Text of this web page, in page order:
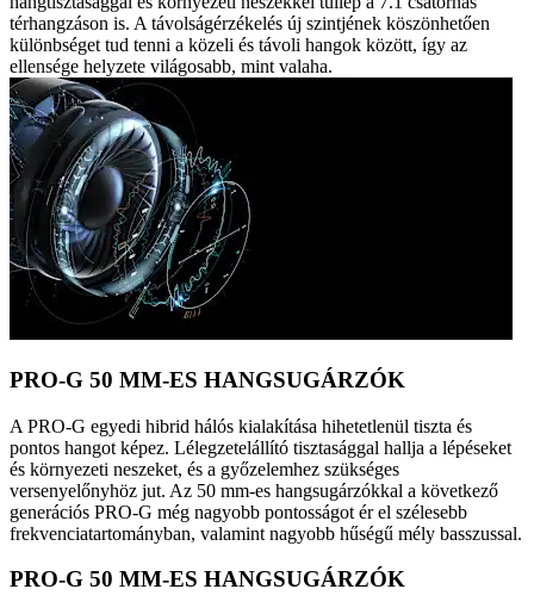
térhangzáson is. A távolságérzékelés új szintjének köszönhetően
különbséget tud tenni a közeli és távoli hangok között, így az
ellensége helyzete világosabb, mint valaha.
PRO-G 50 MM-ES HANGSUGÁRZÓK
A PRO-G egyedi hibrid hálós kialakítása hihetetlenül tiszta és
pontos hangot képez. Lélegzetelállító tisztasággal hallja a lépéseket
és környezeti neszeket, és a győzelemhez szükséges
versenyelőnyhöz jut. Az 50 mm-es hangsugárzókkal a következő
generációs PRO-G még nagyobb pontosságot ér el szélesebb
frekvenciatartományban, valamint nagyobb hűségű mély basszussal.
PRO-G 50 MM-ES HANGSUGÁRZÓK